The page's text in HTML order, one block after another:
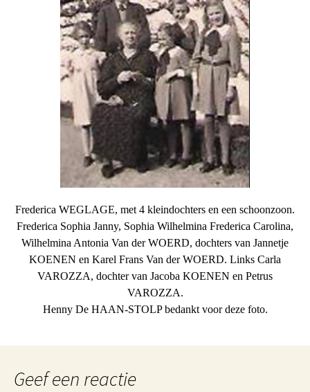
Frederica WEGLAGE, met 4 kleindochters en een schoonzoon.
Frederica Sophia Janny, Sophia Wilhelmina Frederica Carolina,
Wilhelmina Antonia Van der WOERD, dochters van Jannetje
KOENEN en Karel Frans Van der WOERD. Links Carla
VAROZZA, dochter van Jacoba KOENEN en Petrus
VAROZZA.
Henny De HAAN-STOLP bedankt voor deze foto.
Geef een reactie